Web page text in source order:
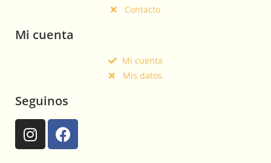
Contacto
Mi cuenta
Mi cuenta
Mis datos
Seguinos